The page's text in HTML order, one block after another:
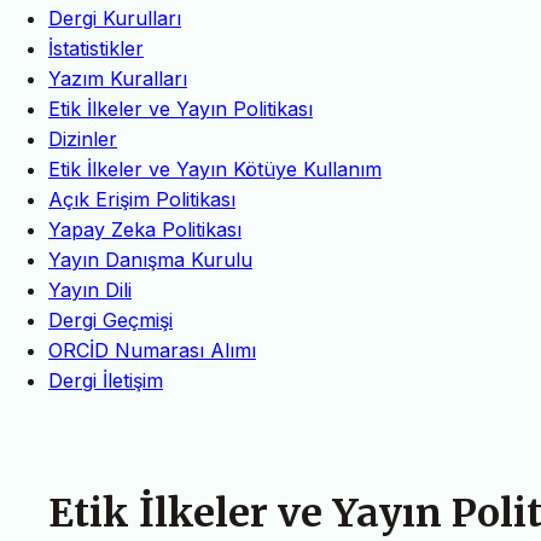
Dergi Kurulları
İstatistikler
Yazım Kuralları
Etik İlkeler ve Yayın Politikası
Dizinler
Etik İlkeler ve Yayın Kötüye Kullanım
Açık Erişim Politikası
Yapay Zeka Politikası
Yayın Danışma Kurulu
Yayın Dili
Dergi Geçmişi
ORCİD Numarası Alımı
Dergi İletişim
Etik İlkeler ve Yayın